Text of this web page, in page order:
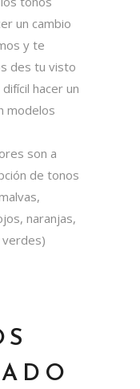
un cambio
y te
des tu visto
hacer un
modelos
son a
de tonos
naranjas,